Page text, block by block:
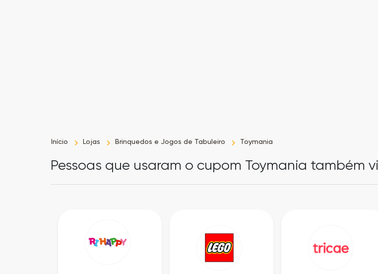
Início Lojas Brinquedos e Jogos de Tabuleiro Toymania
Pessoas que usaram o cupom Toymania também